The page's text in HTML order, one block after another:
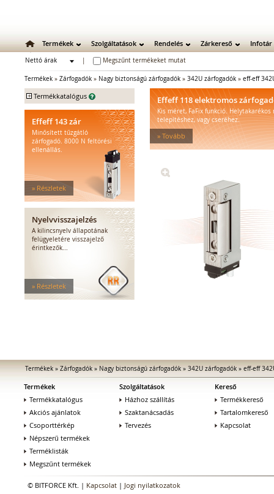
Termékek Szolgáltatások Rendelés Zárkereső Infotár
Nettó árak
Megszűnt termékeket mutat
Termékek » Zárfogadók » Nagy biztonságú zárfogadók » 342U zárfogadók » eff-eff
+ Termékkatalógus
Mechanikus bevéső zárak
Zárbetétek
Lakatok
Zárpajzsok
Mechanikus kiegészítők
Elektromos zárak
Elektromos bevéső zárak
Zárfogadók
Standard zárfogadók
Vízálló zárfogadók
Tűzgátló zárfogadók
Nagy biztonságú zárfogadók
Zárfogadók üvegajtókhoz
Kiegészítők zárfogadókhoz
MEDIATOR biztonsági zárak
Elektromágnesek
Elektromos zár kiegészítők
Effeff 143 zár
Minősített tűzgátló
zárfogadó. 8000 N feltörési
ellenállás.
» Részletek
Nyelvvisszajelzés
A kilincsnyelv állapotának
felügyeletére visszajelző
érintkezők...
» Részletek
Effeff 118 elektromos
Kis méret, FaFix funkció. Helytakarékos
telepítéshez, vagy cseréhez.
» Tovább
Termékek» Zárfogadók» Nagy biztonságú zárfogadók» 342U zárfogadók» eff-eff
Termékek
Termékkatalógus
Akciós ajánlatok
Csoporttérkép
Népszerű termékek
Terméklisták
Megszűnt termékek
Szolgáltatások
Házhoz szállítás
Szaktanácsadás
Tervezés
Kereső
Termékkereső
Tartalomkereső
Kapcsolat
© BITFORCE Kft. | Kapcsolat | Jogi nyilatkozatok